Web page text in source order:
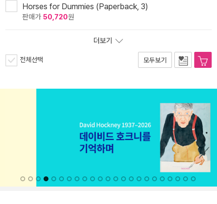
Horses for Dummies (Paperback, 3)
판매가 50,720원
더보기
전체선택 모두보기